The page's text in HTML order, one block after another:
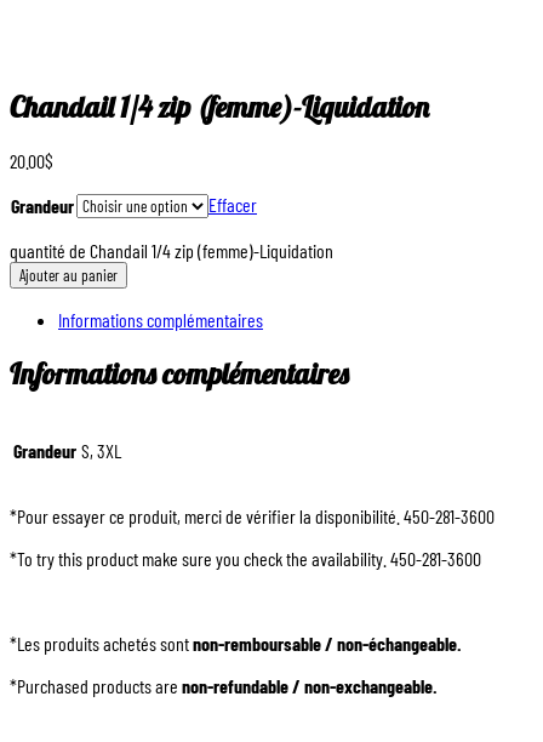
Chandail 1/4 zip (femme)-Liquidation
20.00$
Grandeur
Effacer
quantité de Chandail 1/4 zip (femme)-Liquidation
Ajouter au panier
Informations complémentaires
Informations complémentaires
Grandeur S, 3XL
*Pour essayer ce produit, merci de vérifier la disponibilité. 450-281-3600
*To try this product make sure you check the availability. 450-281-3600
*Les produits achetés sontnon-remboursable / non-échangeable.
*Purchased products are non-refundable / non-exchangeable.